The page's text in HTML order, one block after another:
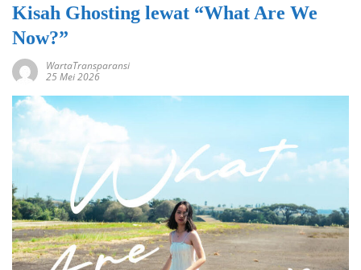
Kisah Ghosting lewat “What Are We
Now?”
WartaTransparansi
25 Mei 2026